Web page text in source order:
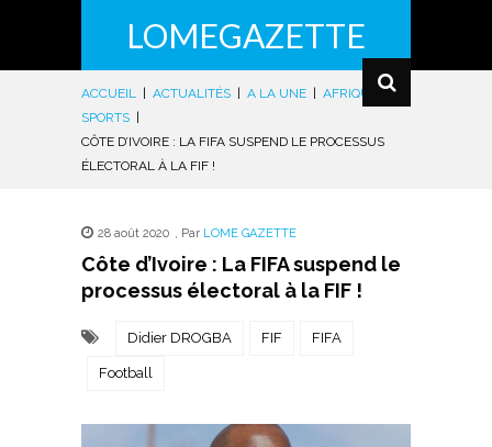
LOMEGAZETTE
ACCUEIL ACTUALITÉS A LA UNE AFRIQUE
|
SPORTS
CÔTE D’IVOIRE : LA FIFA SUSPEND LE PROCESSUS
ÉLECTORAL À LA FIF !
28 août 2020 , Par LOME GAZETTE
Côte d’Ivoire : La FIFA suspend le
processus électoral à la FIF !
Didier DROGBA FIF FIFA
Football